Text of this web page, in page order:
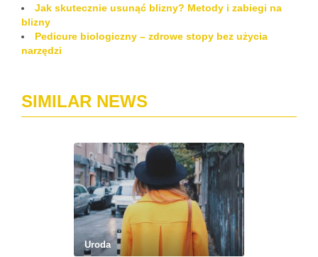
Jak skutecznie usunąć blizny? Metody i zabiegi na
blizny
Pedicure biologiczny – zdrowe stopy bez użycia
narzędzi
SIMILAR NEWS
Uroda